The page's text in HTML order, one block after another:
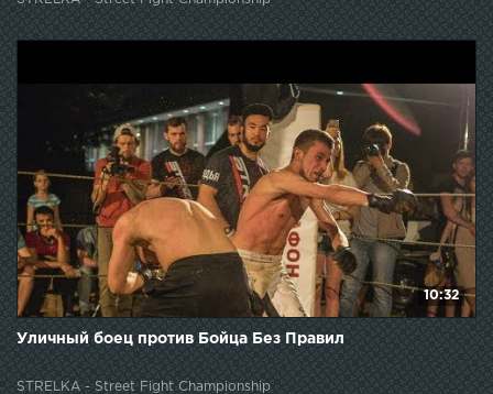
10:32
Уличный боец против Бойца Без Правил
STRELKA - Street Fight Championship